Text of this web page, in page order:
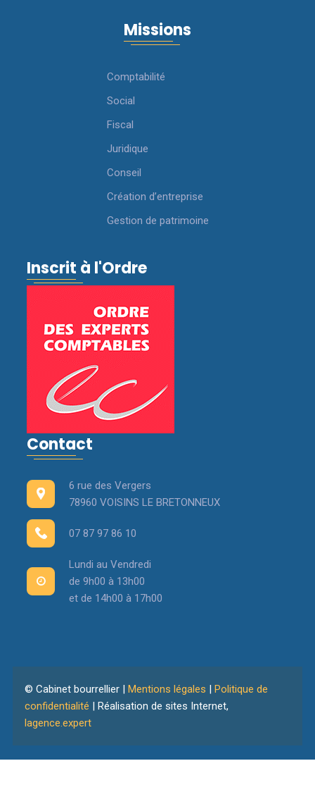
Missions
Comptabilité
Social
Fiscal
Juridique
Conseil
Création d’entreprise
Gestion de patrimoine
Inscrit à l'Ordre
Contact
6 rue des Vergers
78960 VOISINS LE BRETONNEUX
07 87 97 86 10
Lundi au Vendredi
de 9h00 à 13h00
et de 14h00 à 17h00
© Cabinet bourrellier | Mentions légales | Politique de
confidentialité | Réalisation de sites Internet,
lagence.expert